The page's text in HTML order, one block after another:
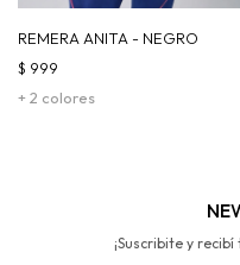
REMERA ANITA - NEGRO
+ 2 colores
$ 999
¡Suscribite y